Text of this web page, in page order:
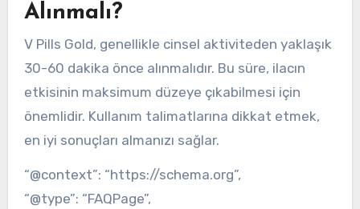
Alınmalı?
V Pills Gold, genellikle cinsel aktiviteden yaklaşık
30-60 dakika önce alınmalıdır. Bu süre, ilacın
etkisinin maksimum düzeye çıkabilmesi için
önemlidir. Kullanım talimatlarına dikkat etmek,
en iyi sonuçları almanızı sağlar.
“@context”: “https://schema.org”,
“@type”: “FAQPage”,